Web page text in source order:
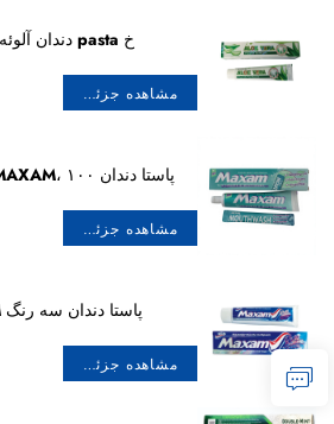
مشاهده جزئیات
مشاهده جزئیات
پاستا دندان سه رنگ PT-C-130TC MAXAM
مشاهده جزئیات